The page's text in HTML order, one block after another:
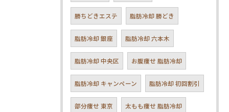
勝ちどきエステ 脂肪冷却 勝どき
脂肪冷却 銀座 脂肪冷却 六本木
脂肪冷却 中央区 お腹痩せ 脂肪冷却
脂肪冷却 キャンペーン 脂肪冷却 初回割引
部分痩せ 東京 太もも痩せ 脂肪冷却